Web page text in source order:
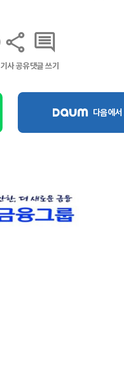
기사 공유댓글 쓰기
다음에